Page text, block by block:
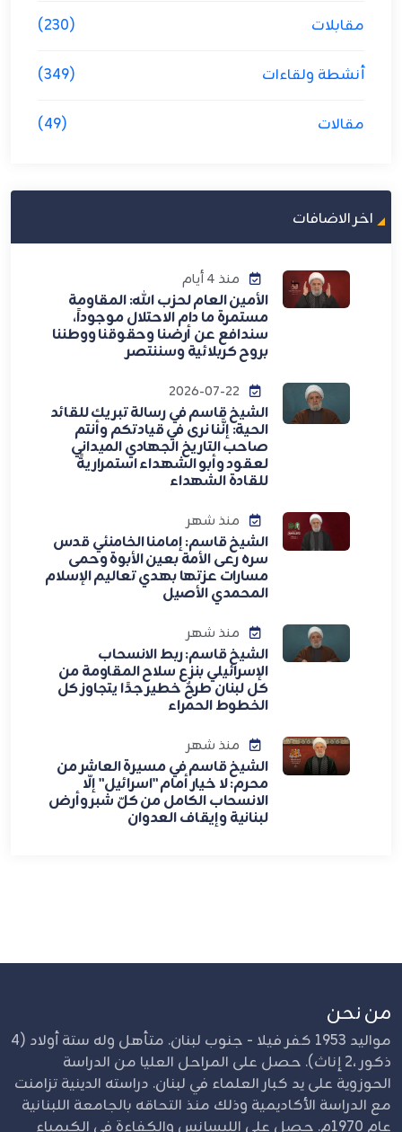
مقابلات (230)
أنشطة ولقاءات (349)
مقالات (49)
اخر الاضافات
منذ 4 أيام
الأمين العام لحزب الله: المقاومة
مستمرة ما دام الاحتلال موجوداً،
سندافع عن أرضنا وحقوقنا ووطننا
بروح كربلائية وسننتصر
الشيخ قاسم في رسالة تبريك للقائد
الحية: إنَّنا نرى في قيادتكم وأنتم
صاحب التاريخ الجهادي الميداني
لعقود وأبو الشهداء استمراريةً
للقادة الشهداء
منذ شهر
الشيخ قاسم: إمامنا الخامنئي قدس
سره رعى الأمة بعين الأبوة وحمى
مسارات عزتها بهدي تعاليم الإسلام
المحمدي الأصيل
منذ شهر
الشيخ قاسم: ربط الانسحاب
الإسرائيلي بنزع سلاح المقاومة من
كل لبنان طرحٌ خطير جدًا يتجاوز كل
الخطوط الحمراء
منذ شهر
الشيخ قاسم في مسيرة العاشر من
محرم: لا خيار أمام "اسرائيل" إلّا
الانسحاب الكامل من كلّ شبر وأرض
لبنانية وإيقاف العدوان
من نحن
مواليد 1953 كفر فيلا - جنوب لبنان. متأهل وله ستة أولاد (4
ذكور ،2 إناث). حصل على المراحل العليا من الدراسة
الحوزوية على يد كبار العلماء في لبنان. دراسته الدينية تزامنت
مع الدراسة الأكاديمية وذلك منذ التحاقه بالجامعة اللبنانية
عام 1970م. حصل على الليسانس والكفاءة في الكيمياء